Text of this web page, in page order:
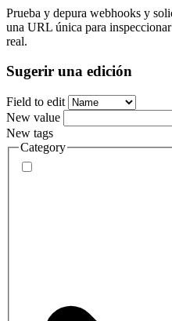
Prueba y depura webhooks y
una URL única para
real.
Sugerir una edición
Field to edit
New value
New tags
Category